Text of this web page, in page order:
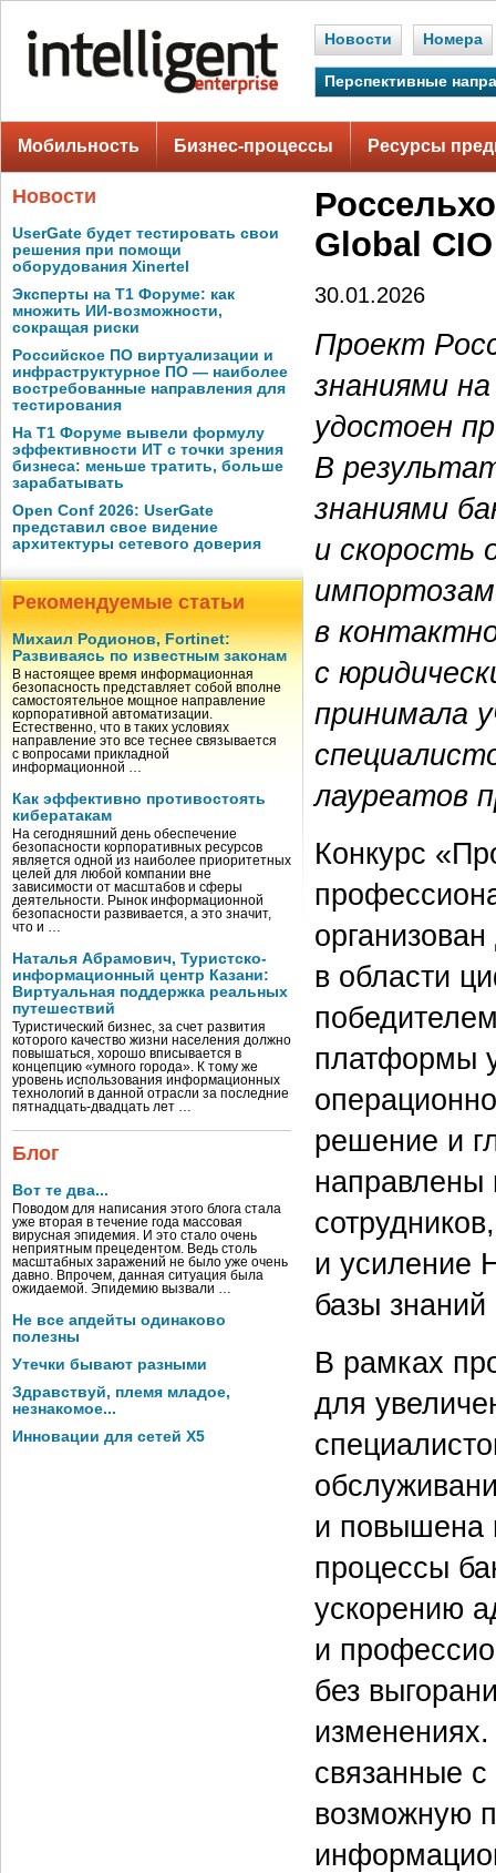
Новости Номера
Перспективные
Мобильность Бизнес-процессы Ресурсы
Новости
UserGate будет тестировать свои
решения при помощи
оборудования Xinertel
Эксперты на Т1 Форуме: как
множить ИИ-возможности,
сокращая риски
Российское ПО виртуализации и
инфраструктурное ПО — наиболее
востребованные направления для
тестирования
На Т1 Форуме вывели формулу
эффективности ИТ с точки зрения
бизнеса: меньше тратить, больше
зарабатывать
Open Conf 2026: UserGate
представил свое видение
архитектуры сетевого доверия
Рекомендуемые статьи
Михаил Родионов, Fortinet:
Развиваясь по известным законам
В настоящее время информационная
безопасность представляет собой вполне
самостоятельное мощное направление
корпоративной автоматизации.
Естественно, что в таких условиях
направление это все теснее связывается
с вопросами прикладной
информационной …
Как эффективно противостоять
кибератакам
На сегодняшний день обеспечение
безопасности корпоративных ресурсов
является одной из наиболее приоритетных
целей для любой компании вне
зависимости от масштабов и сферы
деятельности. Рынок информационной
безопасности развивается, а это значит,
что и …
Наталья Абрамович, Туристско-
информационный центр Казани:
Виртуальная поддержка реальных
путешествий
Туристический бизнес, за счет развития
которого качество жизни населения должно
повышаться, хорошо вписывается в
концепцию «умного города». К тому же
уровень использования информационных
технологий в данной отрасли за последние
пятнадцать-двадцать лет …
Блог
Вот те два...
Поводом для написания этого блога стала
уже вторая в течение года массовая
вирусная эпидемия. И это стало очень
неприятным прецедентом. Ведь столь
масштабных заражений не было уже очень
давно. Впрочем, данная ситуация была
ожидаемой. Эпидемию вызвали …
Не все апдейты одинаково
полезны
Утечки бывают разными
Здравствуй, племя младое,
незнакомое...
Инновации для сетей X5
Global
30.01.2026
Проект
знаниями
удостоен
В
знаниями
и скорость
в
с
принимала
лауреатов
Конкурс
в области
платформы
решение и
направлены
и усиление
базы
В рамках
для
и повышена
процессы
ускорению
и
без
связанные
возможную